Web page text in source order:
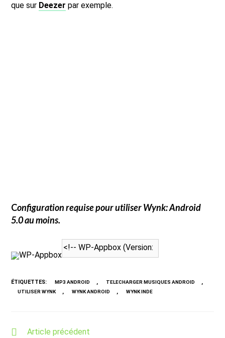
que sur Deezer par exemple.
Configuration requise pour utiliserWynk: Android
5.0 au moins.
WP-Appbox
ÉTIQUETTES: MP3 ANDROID , TELECHARGER MUSIQUES ANDROID ,
UTILISER WYNK , WYNK ANDROID , WYNK INDE
Read Article précédent